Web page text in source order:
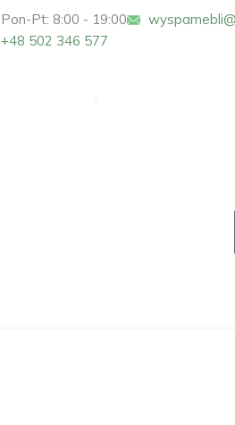
Pon-Pt: 8:00 - 19:00
+48 502 346 577